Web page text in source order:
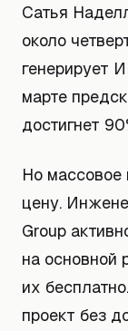
Сатья
около
генерирует
марте
достигнет
Но
цену.
Group
на основной
их
проект без